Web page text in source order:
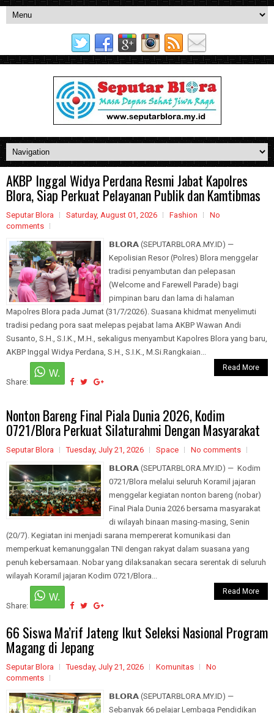
AKBP Inggal Widya Perdana Resmi Jabat Kapolres
Blora, Siap Perkuat Pelayanan Publik dan Kamtibmas
Seputar Blora Saturday, August 01, 2026 Fashion
No
comments
𝗕𝗟𝗢𝗥𝗔 (SEPUTARBLORA.MY.ID) —
Kepolisian Resor (Polres) Blora menggelar
tradisi penyambutan dan pelepasan
(Welcome and Farewell Parade) bagi
pimpinan baru dan lama di halaman
Mapolres Blora pada Jumat (31/7/2026). Suasana khidmat menyelimuti
tradisi pedang pora saat melepas pejabat lama AKBP Wawan Andi
Susanto, S.H., S.I.K., M.H., sekaligus menyambut Kapolres Blora yang baru,
AKBP Inggal Widya Perdana, S.H., S.I.K., M.Si.Rangkaian...
Share:
Read More
Nonton Bareng Final Piala Dunia 2026, Kodim
0721/Blora Perkuat Silaturahmi Dengan Masyarakat
Seputar Blora Tuesday, July 21, 2026 Space
No comments
𝗕𝗟𝗢𝗥𝗔 (SEPUTARBLORA.MY.ID) — Kodim
0721/Blora melalui seluruh Koramil jajaran
menggelar kegiatan nonton bareng (nobar)
Final Piala Dunia 2026 bersama masyarakat
di wilayah binaan masing-masing, Senin
(20/7). Kegiatan ini menjadi sarana mempererat komunikasi dan
memperkuat kemanunggalan TNI dengan rakyat dalam suasana yang
penuh kebersamaan. Nobar yang dilaksanakan secara serentak di seluruh
wilayah Koramil jajaran Kodim 0721/Blora...
Share:
Read More
66 Siswa Ma’rif Jateng Ikut Seleksi Nasional Program
Magang di Jepang
Seputar Blora Tuesday, July 21, 2026 Komunitas
No
comments
𝗕𝗟𝗢𝗥𝗔 (SEPUTARBLORA.MY.ID) —
Sebanyak 66 pelajar Lembaga Pendidikan